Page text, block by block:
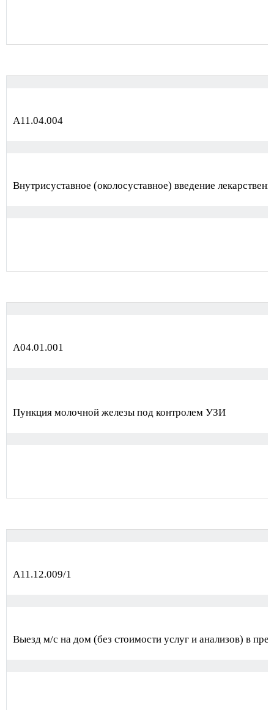
А11.04.004
Внутрисуставное (околосуставное) введение
А04.01.001
Пункция молочной железы под контролем УЗИ
А11.12.009/1
Выезд м/с на дом (без стоимости услуг и анализов) в